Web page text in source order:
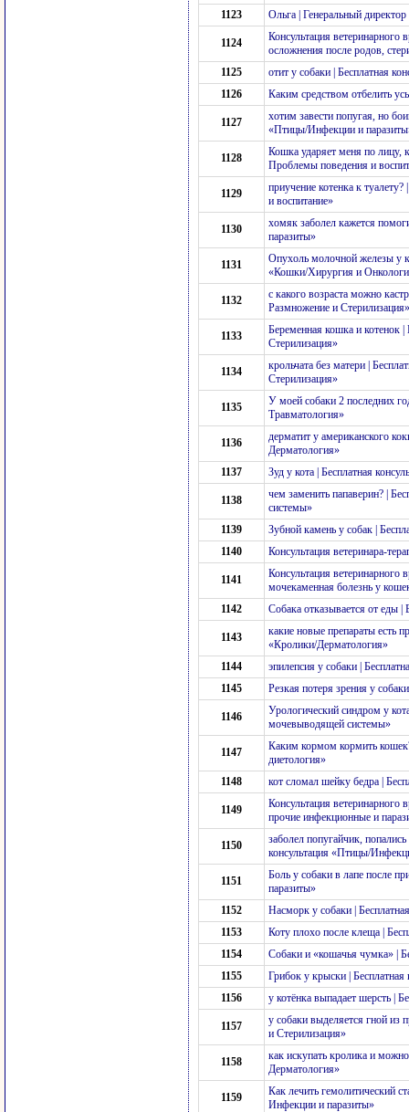
1123
Ольга | Генеральный
1124
Консультация
осложнения после родов,
1125
отит у собаки | Бесплатная
1126
Каким средством отбелить
1127
хотим завести попугая, но
«Птицы/Инфекции и
1128
Кошка ударяет меня по лицу,
Проблемы поведения и
1129
приучение котенка к
и воспитание»
1130
хомяк заболел кажется
паразиты»
1131
Опухоль молочной железы у
«Кошки/Хирургия и
1132
с какого возраста можно
Размножение и Стерилизация»
1133
Беременная кошка и котенок
Стерилизация»
1134
крольчата без матери |
Стерилизация»
1135
У моей собаки 2 последних
Травматология»
1136
дерматит у американского
Дерматология»
1137
Зуд у кота | Бесплатная
1138
чем заменить папаверин? |
системы»
1139
Зубной камень у собак |
1140
Консультация ветеринара-
1141
Консультация ветеринарного
мочекаменная болезнь у
1142
Собака отказывается от еды |
1143
какие новые препараты есть
«Кролики/Дерматология»
1144
эпилепсия у собаки |
1145
Резкая потеря зрения у
1146
Урологический синдром у
мочевыводящей системы»
1147
Каким кормом кормить
диетология»
1148
кот сломал шейку бедра |
1149
Консультация ветеринарного
прочие инфекционные и
1150
заболел попугайчик,
консультация «Птицы/
1151
Боль у собаки в лапе после
паразиты»
1152
Насморк у собаки |
1153
Коту плохо после клеща |
1154
Собаки и «кошачья чумка» |
1155
Грибок у крыски |
1156
у котёнка выпадает шерсть |
1157
у собаки выделяется гной из
и Стерилизация»
1158
как искупать кролика и
Дерматология»
1159
Как лечить гемолитический
Инфекции и паразиты»